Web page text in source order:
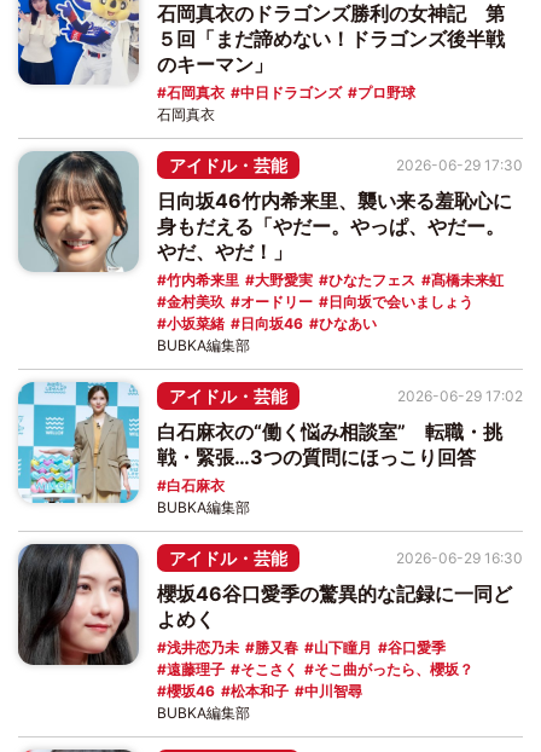
石岡真衣のドラゴンズ勝利の女神記 第
５回「まだ諦めない！ドラゴンズ後半戦
のキーマン」
石岡真衣 中日ドラゴンズ プロ野球
石岡真衣
アイドル・芸能
日向坂46竹内希来里、襲い来る羞恥心に
身もだえる「やだー。やっぱ、やだー。
やだ、やだ！」
竹内希来里 大野愛実 ひなたフェス
髙橋未来虹
金村美玖
オードリー
日向坂で会いましょう
小坂菜緒
日向坂46 ひなあい
2026-06-29 17:30
BUBKA編集部
アイドル・芸能
白石麻衣の“働く悩み相談室” 転職・挑
戦・緊張…3つの質問にほっこり回答
白石麻衣
2026-06-29 17:02
BUBKA編集部
アイドル・芸能
櫻坂46谷口愛季の驚異的な記録に一同ど
よめく
浅井恋乃未 勝又春 山下瞳月
谷口愛季
遠藤理子
そこさく
そこ曲がったら、櫻坂？
櫻坂46
松本和子 中川智尋
2026-06-29 16:30
BUBKA編集部